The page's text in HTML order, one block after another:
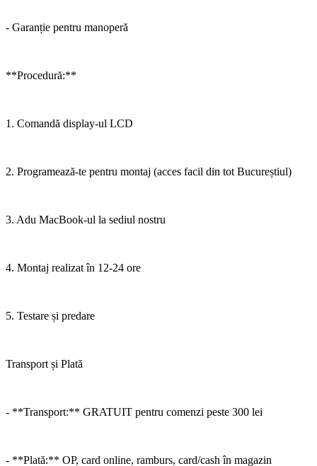
- Garanție pentru manoperă
**Procedură:**
1. Comandă display-ul LCD
2. Programează-te pentru montaj (acces facil din tot Bucureștiul)
3. Adu MacBook-ul la sediul nostru
4. Montaj realizat în 12-24 ore
5. Testare și predare
Transport și Plată
- **Transport:** GRATUIT pentru comenzi peste 300 lei
- **Plată:** OP, card online, ramburs, card/cash în magazin